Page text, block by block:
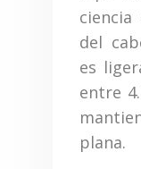
del
es
entre
plana.